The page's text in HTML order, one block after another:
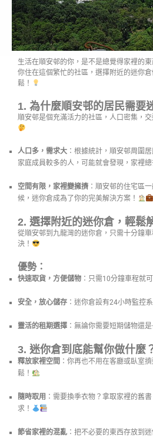
生活在順安邨的你，是不是總覺得家裡的
你住在這個繁忙的社區，選擇附近的迷你
鬆！
1. 為什麼順安邨的居民需要
順安邨是個充滿活力的社區，人口密集，
人口多，需求大 ：根據統計，順安邨周圍
家庭成員較多的人，可能就會發現，家裡
空間有限，家裡變擁擠 ：順安邨的住宅區
候，迷你倉成為了你的完美解決方案！
2. 選擇附近的迷你倉，輕鬆
從順安邨到九龍灣的迷你倉，只需十分鐘
決！
優勢：
快速取貨，方便儲物 ：只需10分鐘車程就
安全，放心儲存 ：迷你倉設有24小時監控
靈活的租期選擇 ：無論你需要短期儲物還
3. 迷你倉到底能幫你做什麼
釋放家裡空間 ：你再也不用在客廳或臥室
鬆！
隨時取用 ：需要換季衣物？拿取家裡的舊
求！
節省家裡的混亂 ：把不必要的東西存放到